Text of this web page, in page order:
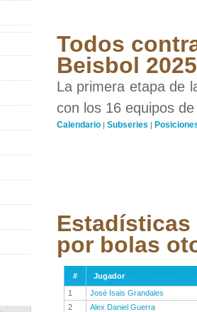
Todos
Beisbol
La primera etapa de
con los 16 equipos
Calendario | Subseries |
por bolas
#
Jugador
1
José Isais Grandales
2
Alex Daniel Guerra